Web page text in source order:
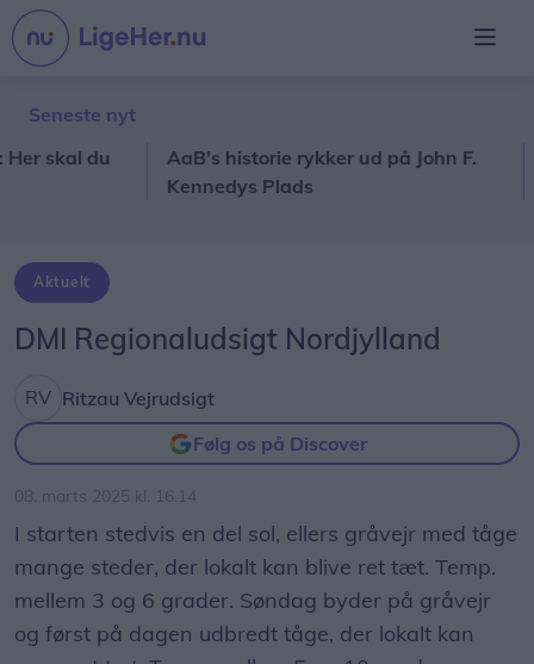
Seneste nyt
du
AaB's historie rykker ud på John F.
Kennedys Plads
Aktuelt
DMI Regionaludsigt Nordjylland
Ritzau Vejrudsigt
Følg os på Discover
08. marts 2025 kl. 16.14
I starten stedvis en del sol, ellers gråvejr med tåge
mange steder, der lokalt kan blive ret tæt. Temp.
mellem 3 og 6 grader. Søndag byder på gråvejr
og først på dagen udbredt tåge, der lokalt kan